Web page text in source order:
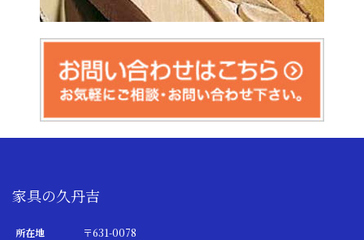
家具の久丹吉
所在地
〒631-0078